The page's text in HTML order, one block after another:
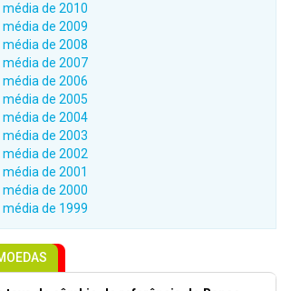
de 2010
de 2009
de 2008
de 2007
de 2006
de 2005
de 2004
de 2003
de 2002
de 2001
de 2000
de 1999